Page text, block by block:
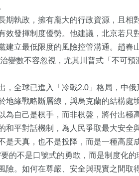
期執政，擁有龐大的行政資源，且相
效發揮制度優勢。他建議，北京若只
建立最低限度的風險控管溝通。趙春
變數不容忽視，尤其川普式「不可預
，全球已進入「冷戰2.0」格局，中俄
地緣戰略斷層線，與烏克蘭的結構處
為自己是棋手，而非棋盤，將付出極
平對話機制，為人民爭取最大安全
是天真，也不是投降，而是一種高度
的不是口號式的勇敢，而是制度化
險。如何在尊嚴、安全與現實之間取